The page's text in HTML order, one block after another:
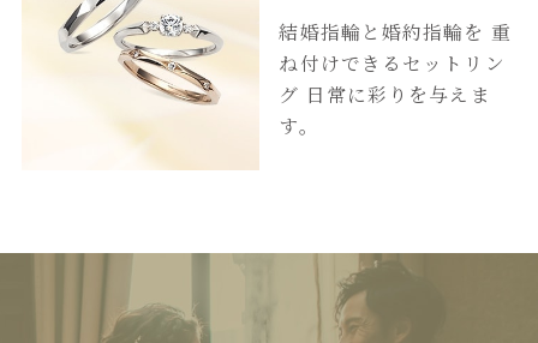
結婚指輪と婚約指輪を 重
ね付けできるセットリン
グ 日常に彩りを与えま
す。